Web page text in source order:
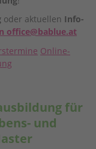
oder aktuellen Info-
office@bablue.at
Online-
für
und